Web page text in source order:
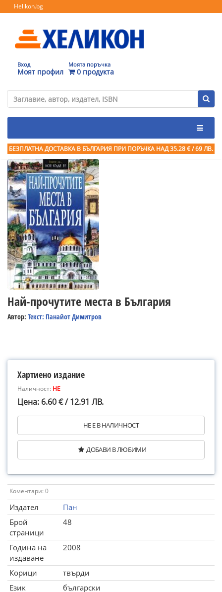
Helikon.bg
Вход
Моят профил
Моята поръчка
0 продукта
БЕЗПЛАТНА ДОСТАВКА В БЪЛГАРИЯ ПРИ ПОРЪЧКА НАД 35.28 € / 69 ЛВ.
Най-прочутите места в България
Автор: Текст: Панайот Димитров
Хартиено издание
Наличност: НЕ
Цена: 6.60 € / 12.91 ЛВ.
НЕ Е В НАЛИЧНОСТ
ДОБАВИ В ЛЮБИМИ
Коментари: 0
Издател
Пан
Брой
страници
48
Година на
издаване
2008
Корици
твърди
Език
български